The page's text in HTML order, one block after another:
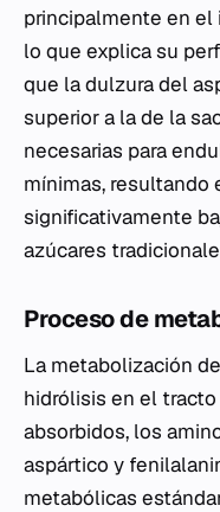
principalmente en
lo que explica su
que la dulzura del
superior a la de la
necesarias para
mínimas, resultando
significativamente
azúcares
Proceso de
La metabolización
hidrólisis en el
absorbidos, los
aspártico y
metabólicas